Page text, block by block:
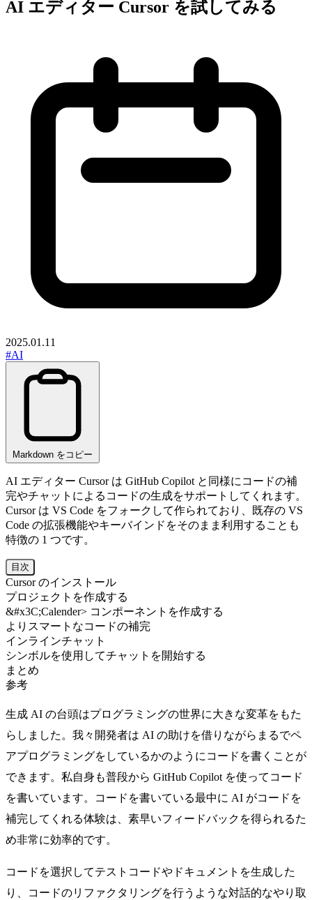
AI エディター Cursor を試してみる
2025.01.11
#AI
Markdown をコピー
AI エディター Cursor は GitHub Copilot と同様にコードの補
完やチャットによるコードの生成をサポートしてくれます。
Cursor は VS Code をフォークして作られており、既存の VS
Code の拡張機能やキーバインドをそのまま利用することも
特徴の 1 つです。
目次
Cursor のインストール
プロジェクトを作成する
&#x3C;Calender> コンポーネントを作成する
よりスマートなコードの補完
インラインチャット
シンボルを使用してチャットを開始する
まとめ
参考
生成 AI の台頭はプログラミングの世界に大きな変革をもた
らしました。我々開発者は AI の助けを借りながらまるでペ
アプログラミングをしているかのようにコードを書くことが
できます。私自身も普段から GitHub Copilot を使ってコード
を書いています。コードを書いている最中に AI がコードを
補完してくれる体験は、素早いフィードバックを得られるた
め非常に効率的です。
コードを選択してテストコードやドキュメントを生成した
り、コードのリファクタリングを行うような対話的なやり取